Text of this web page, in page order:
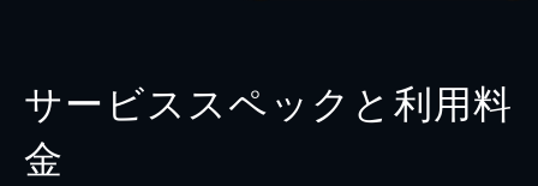
サービススペックと利用料
金